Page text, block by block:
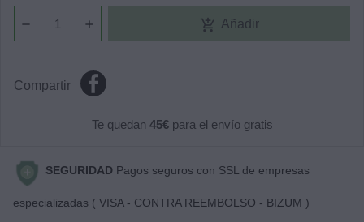
add_shopping_cart Añadir
Compartir
Te quedan 45€para el envío gratis
SEGURIDAD Pagos seguros con SSL de empresas
especializadas ( VISA - CONTRA REEMBOLSO - BIZUM )